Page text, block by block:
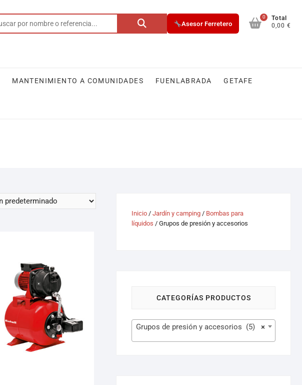
Asesor Ferretero
0
Total
0,00 €
MANTENIMIENTO A COMUNIDADES FUENLABRADA GETAFE
Inicio / Jardín y camping / Bombas para
líquidos / Grupos de presión y accesorios
CATEGORÍAS PRODUCTOS
×
Grupos de presión y accesorios (5)